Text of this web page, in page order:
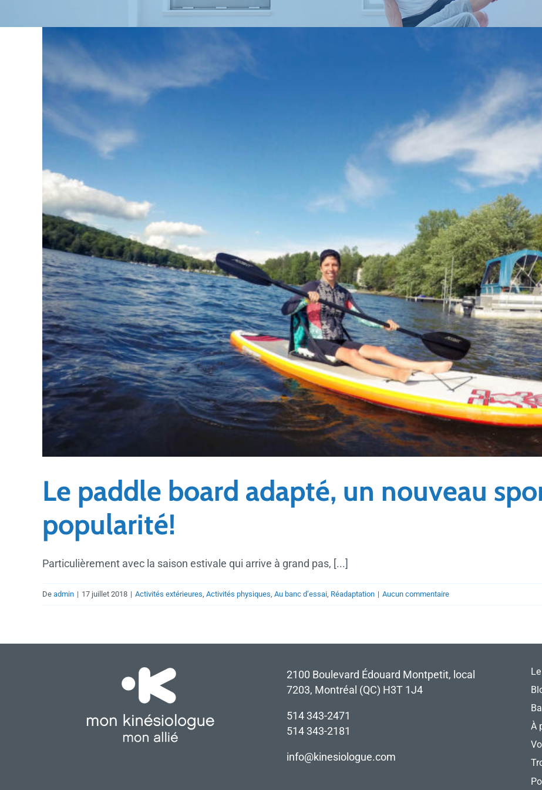
Le paddle board adapté, un nouveau
popularité!
Particulièrement avec la saison estivale qui arrive à grand pas, [...]
De admin | 17 juillet 2018 | Activités extérieures, Activités physiques, Au banc d’essai, Réadaptation | Aucun commentaire
2100 Boulevard Édouard Montpetit, local
7203, Montréal (QC) H3T 1J4
514 343-2471
514 343-2181
info@kinesiologue.com
À